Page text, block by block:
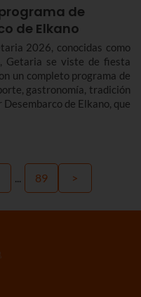
de
de Elkano
2026, conocidas como
Getaria se viste de fiesta
un completo programa de
gastronomía, tradición
de Elkano, que
... 89 >